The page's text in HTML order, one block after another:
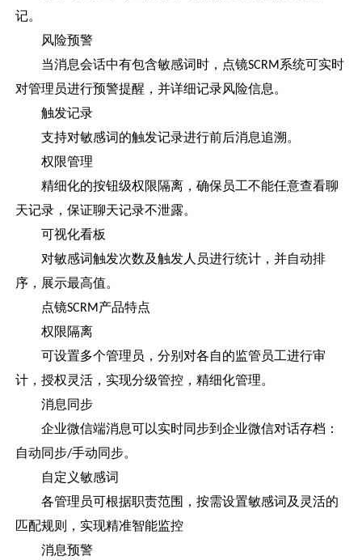
记。
风险预警
当消息会话中有包含敏感词时，点镜SCRM系统可实时
对管理员进行预警提醒，并详细记录风险信息。
触发记录
支持对敏感词的触发记录进行前后消息追溯。
权限管理
精细化的按钮级权限隔离，确保员工不能任意查看聊
天记录，保证聊天记录不泄露。
可视化看板
对敏感词触发次数及触发人员进行统计，并自动排
序，展示最高值。
点镜SCRM产品特点
权限隔离
可设置多个管理员，分别对各自的监管员工进行审
计，授权灵活，实现分级管控，精细化管理。
消息同步
企业微信端消息可以实时同步到企业微信对话存档：
自动同步/手动同步。
自定义敏感词
各管理员可根据职责范围，按需设置敏感词及灵活的
匹配规则，实现精准智能监控
消息预警